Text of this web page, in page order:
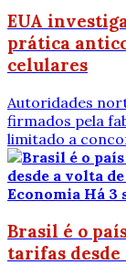
EUA
prática
celulares
Autoridades
firmados pela
limitado a
Economia Há 3
Brasil é o
tarifas desde